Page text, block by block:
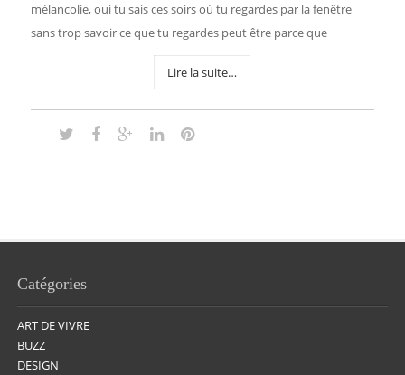
mélancolie, oui tu sais ces soirs où tu regardes par la fenêtre
sans trop savoir ce que tu regardes peut être parce que
Lire la suite…
Catégories
ART DE VIVRE
BUZZ
DESIGN